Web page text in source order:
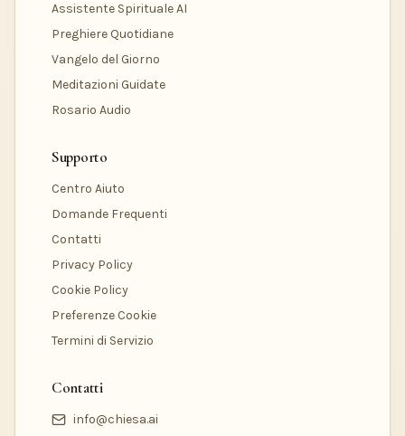
Assistente Spirituale AI
Preghiere Quotidiane
Vangelo del Giorno
Meditazioni Guidate
Rosario Audio
Supporto
Centro Aiuto
Domande Frequenti
Contatti
Privacy Policy
Cookie Policy
Preferenze Cookie
Termini di Servizio
Contatti
info@chiesa.ai